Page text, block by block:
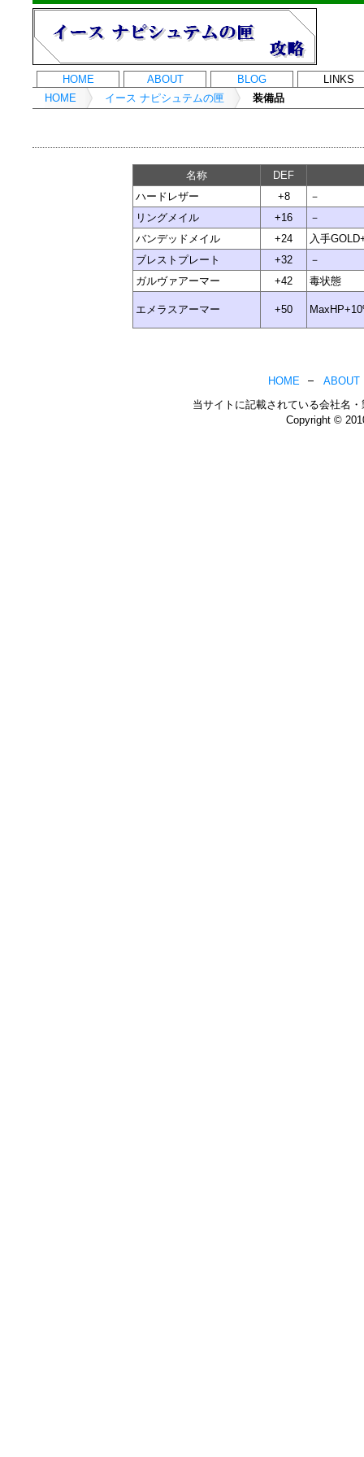
HOME ABOUT BLOG
LINKS
HOME
イース ナピシュテムの匣 装備品
名称
DEF
ハードレザー
+8
－
リングメイル
+16
－
バンデッドメイル
+24
入手
ブレストプレート
+32
－
ガルヴァアーマー
+42 毒状態
エメラスアーマー +50
HOME
ABOUT
当サイトに記載されている会社名
Copyright ©